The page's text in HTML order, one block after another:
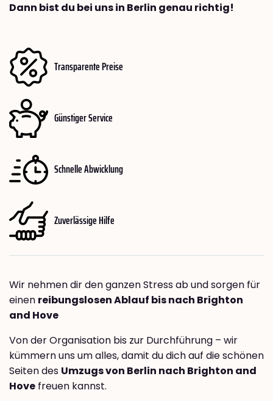
Dann bist du bei uns in Berlin genau richtig!
Transparente Preise
Günstiger Service
Schnelle Abwicklung
Zuverlässige Hilfe
Wir nehmen dir den ganzen Stress ab und sorgen für
einen reibungslosen Ablauf bis nach Brighton
and Hove
Von der Organisation bis zur Durchführung – wir
kümmern uns um alles, damit du dich auf die schönen
Seiten des Umzugs von Berlin nach Brighton and
Hove freuen kannst.